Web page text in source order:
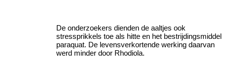
De onderzoekers dienden de aaltjes ook
stressprikkels toe als hitte en het bestrijdingsmiddel
paraquat. De levensverkortende werking daarvan
werd minder door Rhodiola.